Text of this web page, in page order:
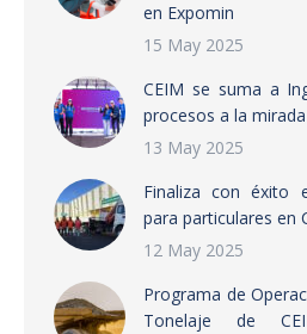
en Expomin
15 May 2025
CEIM se suma a
procesos a la
13 May 2025
Finaliza con éxito
para particulares en
12 May 2025
Programa de
Tonelaje de